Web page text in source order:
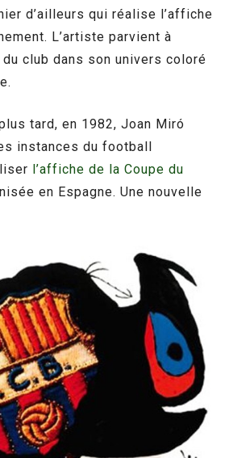
d’ailleurs qui réalise l’affiche
L’artiste parvient à
club dans son univers coloré
tard, en 1982, Joan Miró
instances du football
l’affiche de la Coupe du
en Espagne. Une nouvelle